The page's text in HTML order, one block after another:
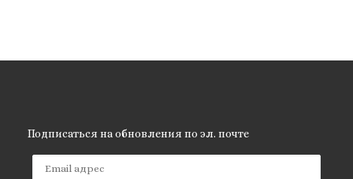
Подписаться на обновления по эл. почте